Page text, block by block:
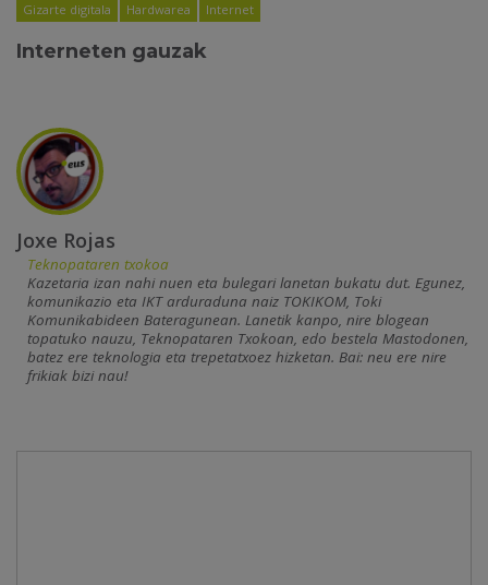
Gizarte digitala Hardwarea Internet
Interneten gauzak
Joxe Rojas
Teknopataren txokoa
Kazetaria izan nahi nuen eta bulegari lanetan bukatu dut. Egunez,
komunikazio eta IKT arduraduna naiz TOKIKOM, Toki
Komunikabideen Bateragunean. Lanetik kanpo, nire blogean
topatuko nauzu, Teknopataren Txokoan, edo bestela Mastodonen,
batez ere teknologia eta trepetatxoez hizketan. Bai: neu ere nire
frikiak bizi nau!